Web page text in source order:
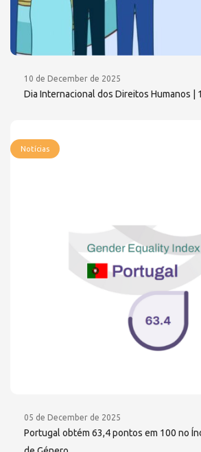
10 de December de 2025
Dia Internacional dos Direitos Humanos |
Notícias
05 de December de 2025
Portugal obtém 63,4 pontos em 100 no